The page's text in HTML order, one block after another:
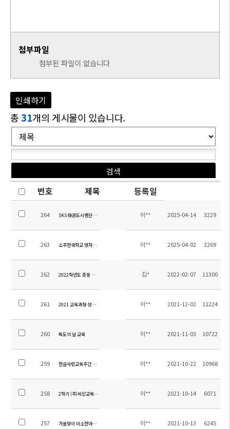
첨부파일
첨부된 파일이 없습니다
인쇄하기
총 31개의 게시물이 있습니다.
번호 제목 등록일
264 SKS 태권도시범단 발대식(소주연합타임즈) 이** 2025-04-14 3229
263 소주한국학교 영자신문 3월호 이** 2025-04-02 3269
262 2022학년도 중등 교과서 목록 수정 안내 김* 2022-02-07 11300
261 2021 교육과정 성과 발표회 이** 2021-12-02 11224
260 독도의 날 교육 이** 2021-11-03 10722
259 한글사랑교육주간 운영 이** 2021-10-22 10968
258 2학기 (주)비상교육 문제집 기부 이** 2021-10-14 6071
257 가을맞이 미소한마당 개최 이** 2021-10-13 6245